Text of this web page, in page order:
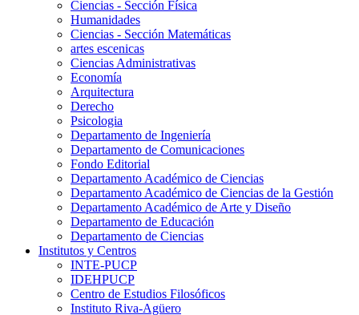
Ciencias - Sección Física
Humanidades
Ciencias - Sección Matemáticas
artes escenicas
Ciencias Administrativas
Economía
Arquitectura
Derecho
Psicologia
Departamento de Ingeniería
Departamento de Comunicaciones
Fondo Editorial
Departamento Académico de Ciencias
Departamento Académico de Ciencias de la Gestión
Departamento Académico de Arte y Diseño
Departamento de Educación
Departamento de Ciencias
Institutos y Centros
INTE-PUCP
IDEHPUCP
Centro de Estudios Filosóficos
Instituto Riva-Agüero